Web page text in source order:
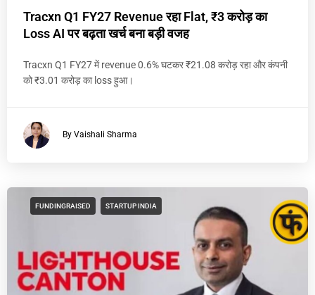
Tracxn Q1 FY27 Revenue रहा Flat, ₹3 करोड़ का
Loss AI पर बढ़ता खर्च बना बड़ी वजह
Tracxn Q1 FY27 में revenue 0.6% घटकर ₹21.08 करोड़ रहा और कंपनी
को ₹3.01 करोड़ का loss हुआ।
By Vaishali Sharma
FUNDINGRAISED STARTUP INDIA